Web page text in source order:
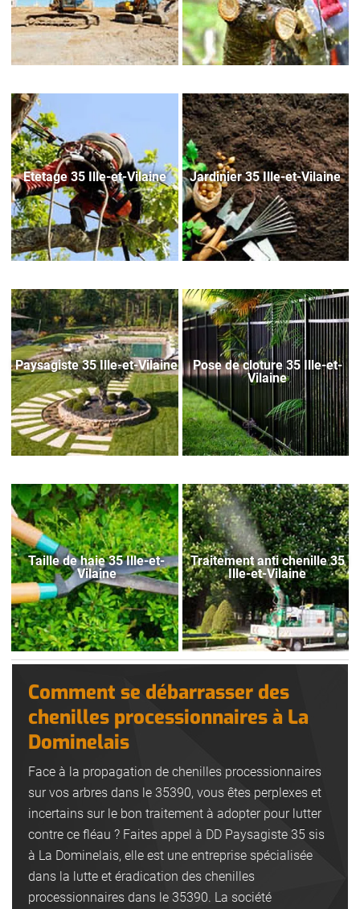
Etetage 35 Ille-et-Vilaine Jardinier 35 Ille-et-Vilaine
Paysagiste 35 Ille-et-Vilaine
Pose de cloture 35 Ille-et-
Vilaine
Taille de haie 35 Ille-et-
Vilaine
Traitement anti chenille 35
Ille-et-Vilaine
Comment se débarrasser des
chenilles processionnaires à La
Dominelais
Face à la propagation de chenilles processionnaires
sur vos arbres dans le 35390, vous êtes perplexes et
incertains sur le bon traitement à adopter pour lutter
contre ce fléau ? Faites appel à DD Paysagiste 35 sis
à La Dominelais, elle est une entreprise spécialisée
dans la lutte et éradication des chenilles
processionnaires dans le 35390. La société